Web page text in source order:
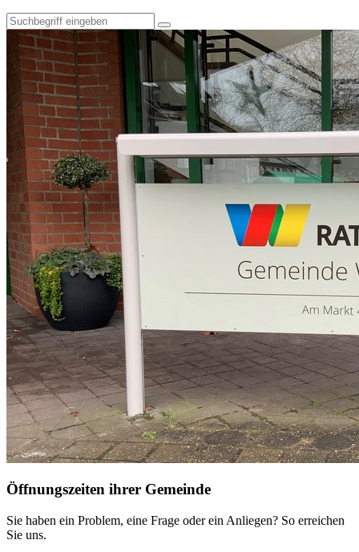
Öffnungszeiten ihrer Gemeinde
Sie haben ein Problem, eine Frage oder ein Anliegen? So erreichen
Sie uns.